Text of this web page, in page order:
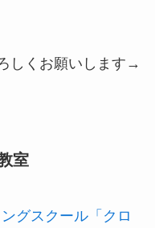
しくお願いします→
室
グスクール「クロ